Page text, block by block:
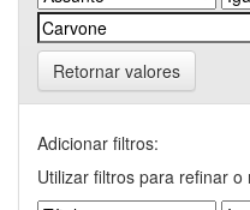
Retornar valores
Adicionar filtros:
Utilizar filtros para refinar